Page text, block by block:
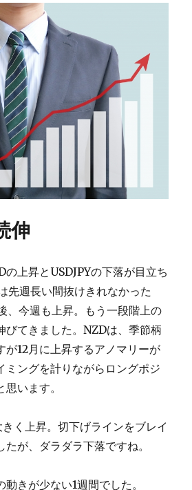
伸
の上昇とUSDJPYの下落が目立ち
先週長い間抜けきれなかった
、今週も上昇。もう一段階上の
びてきました。NZDは、季節柄
が12月に上昇するアノマリーが
ミングを計りながらロングポジ
います。
く上昇。切下げラインをブレイ
が、ダラダラ下落ですね。
きが少ない1週間でした。